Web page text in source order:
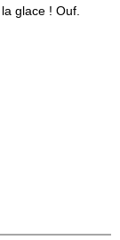
glace ! Ouf.